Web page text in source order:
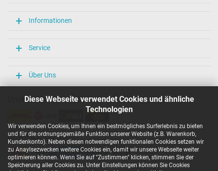
Diese Webseite verwendet Cookies und ähnliche
Technologien
Wir verwenden Cookies, um Ihnen ein bestmögliches Surferlebnis zu bieten
und für die ordnungsgemäße Funktion unserer Website (z.B. Warenkorb,
Kundenkonto). Neben diesen notwendigen funktionalen Cookies setzen wir
zu Anaylsezwecken weitere Cookies ein, damit wir unsere Webseite weiter
optimieren können. Wenn Sie auf "Zustimmen" klicken, stimmen Sie der
Speicherung aller Cookies zu. Unter Einstellungen können Sie Cookies
CCC
NOM NYCE
TÜV Argentina Certificado
TÜV Geprüfte Sicherheit
UL Listed
Weiter Informationen zum Laden Ihres Notebooks mit einem USB-
weiteren Fragen im Bezug auf USB-C Ladekabel oder anderen
Themen besuchen Sie gerne unsereNotebook FAQ – Häufig
gestellte Fragenoder werfen Sie einen Blick in die Vielzahl unserer
verschiedenen Themen in unserem eigenenIPC-Blog.
Informationen
Service
Über Uns
Unsere Versandarten
Unsere Zahlarten